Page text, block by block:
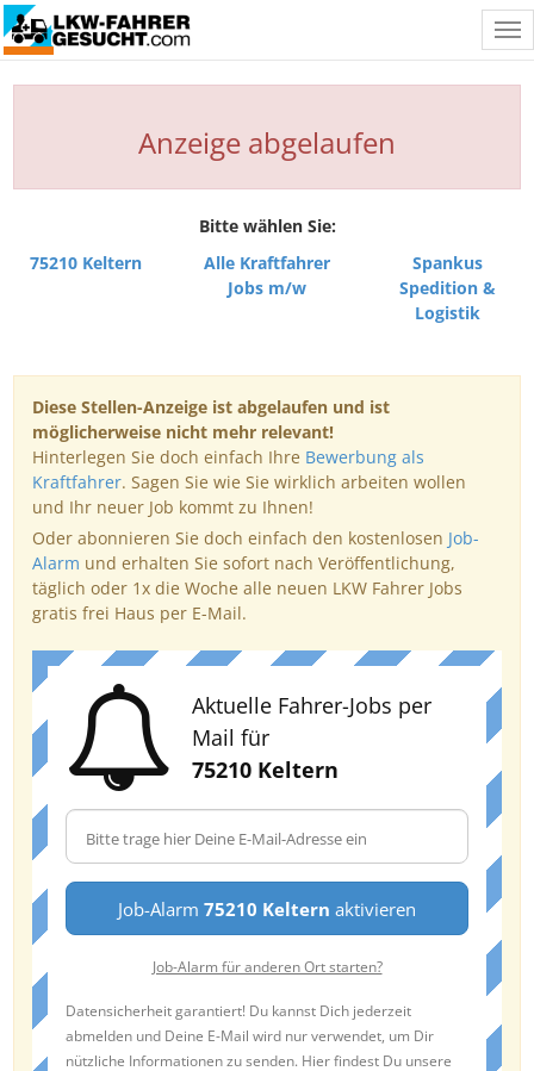
Anzeige abgelaufen
Bitte wählen Sie:
75210 Keltern
Alle Kraftfahrer
Jobs m/w
Spankus
Spedition &
Logistik
Diese Stellen-Anzeige ist abgelaufen und ist
möglicherweise nicht mehr relevant!
Hinterlegen Sie doch einfach Ihre Bewerbung als
Kraftfahrer. Sagen Sie wie Sie wirklich arbeiten wollen
und Ihr neuer Job kommt zu Ihnen!
Oder abonnieren Sie doch einfach den kostenlosen Job-
Alarm und erhalten Sie sofort nach Veröffentlichung,
täglich oder 1x die Woche alle neuen LKW Fahrer Jobs
gratis frei Haus per E-Mail.
Aktuelle Fahrer-Jobs per
Mail für
75210 Keltern
Job-Alarm 75210 Keltern aktivieren
Job-Alarm für anderen Ort starten?
Datensicherheit garantiert! Du kannst Dich jederzeit
abmelden und Deine E-Mail wird nur verwendet, um Dir
nützliche Informationen zu senden. Hier findest Du unsere